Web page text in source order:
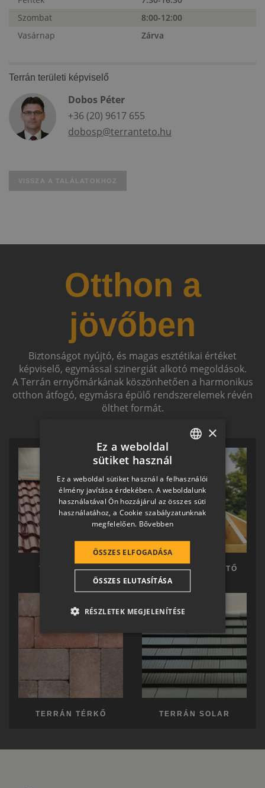
Szombat
8:00-12:00
Vasárnap
Zárva
Terrán területi képviselő
Dobos Péter
+36 (20) 9617 655
dobosp@terranteto.hu
VISSZA A TALÁLATOKHOZ
Otthon a
jövőben
Biztonságot nyújtó, és magas esztétikai értéket
képviselő, egymással szinergiát alkotó megoldások.
A Terrán ernyőmárkának köszönhetően a harmonikus
otthon átfogó, egymásra épülő rendszerelemek révén
ölthet formát.
TERRÁN TETŐ TERRÁN KÉSZTETŐ
TERRÁN TÉRKŐ TERRÁN SOLAR
HUNGARIAN
SLOVAK
GERMAN
ROMANIAN
CROATIAN
SR
RO-HU
ITALIAN
×
Ez a weboldal
sütiket használ
Ez a weboldal sütiket használ a felhasználói
élmény javítása érdekében. A weboldalunk
használatával Ön hozzájárul az összes süti
használatához, a Cookie szabályzatunknak
megfelelően. Bővebben
ÖSSZES ELFOGADÁSA
ÖSSZES ELUTASÍTÁSA
RÉSZLETEK MEGJELENÍTÉSE